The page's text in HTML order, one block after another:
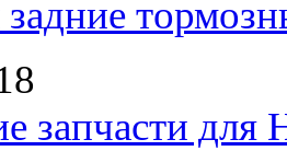
запчасти для